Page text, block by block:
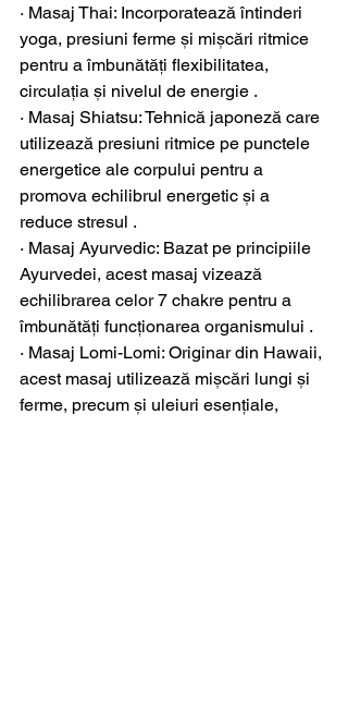
· Masaj Thai: Incorporatează întinderi
yoga, presiuni ferme și mișcări ritmice
pentru a îmbunătăți flexibilitatea,
circulația și nivelul de energie .
· Masaj Shiatsu: Tehnică japoneză care
utilizează presiuni ritmice pe punctele
energetice ale corpului pentru a
promova echilibrul energetic și a
reduce stresul .
· Masaj Ayurvedic: Bazat pe principiile
Ayurvedei, acest masaj vizează
echilibrarea celor 7 chakre pentru a
îmbunătăți funcționarea organismului .
· Masaj Lomi-Lomi: Originar din Hawaii,
acest masaj utilizează mișcări lungi și
ferme, precum și uleiuri esențiale,